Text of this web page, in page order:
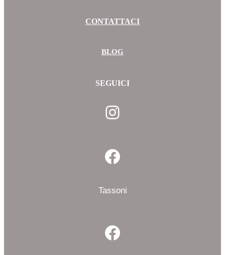
CONTATTACI
BLOG
SEGUICI
Instagram
Facebook
Tassoni
Facebook